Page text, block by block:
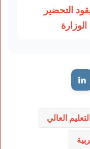
التحضير
التعليم العالي